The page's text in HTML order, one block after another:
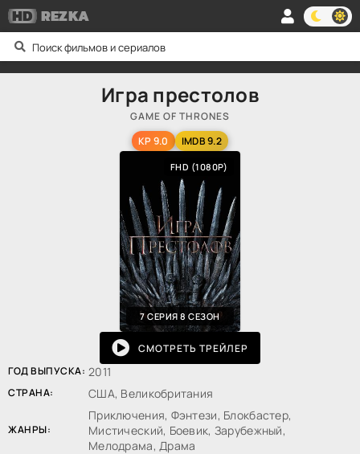
HDREZKA
Игра престолов
GAME OF THRONES
KP 9.0
IMDB 9.2
FHD (1080P)
7 СЕРИЯ 8 СЕЗОН
СМОТРЕТЬ ТРЕЙЛЕР
ГОД ВЫПУСКА: 2011
СТРАНА: США, Великобритания
ЖАНРЫ:
Приключения, Фэнтези, Блокбастер,
Мистический, Боевик, Зарубежный,
Мелодрама, Драма